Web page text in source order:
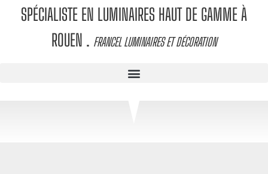
SPÉCIALISTE EN LUMINAIRES HAUT DE GAMME À
ROUEN . FRANCEL LUMINAIRES ET DÉCORATION